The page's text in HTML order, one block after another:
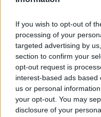
If you wish to opt-out of
processing of your
targeted advertising by
section to confirm your
opt-out request is
interest-based ads
us or personal
your opt-out. You may
disclosure of your
RÁNK TETTE A
2024. október. 16. 19:39
Állítólag nem mindig jó a
volna érdeklődni.
FOLTOKBAN
FORINTÉRT
2024. szeptember. 30.
Mi lett a fűvel?